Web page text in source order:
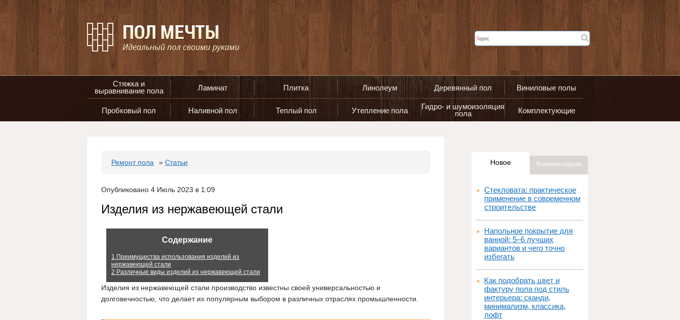
Стяжка и
выравнивание пола
Ламинат Плитка Линолеум Деревянный пол Виниловые полы
Пробковый пол Наливной пол Теплый пол Утепление пола
Гидро- и шумоизоляция
пола
Комплектующие
Ремонт пола » Статьи
Опубликовано 4 Июль 2023 в 1:09
Изделия из нержавеющей стали
Содержание
1 Преимущества использования изделий из
нержавеющей стали
2 Различные виды изделий из нержавеющей стали
Изделия из нержавеющей стали производство известны своей универсальностью и
долговечностью, что делает их популярным выбором в различных отраслях промышленности.
Новое Комментарии
Стекловата: практическое
применение в современном
строительстве
Напольное покрытие для
ванной: 5–6 лучших
вариантов и чего точно
избегать
Как подобрать цвет и
фактуру пола под стиль
интерьера: сканди,
минимализм, классика,
лофт